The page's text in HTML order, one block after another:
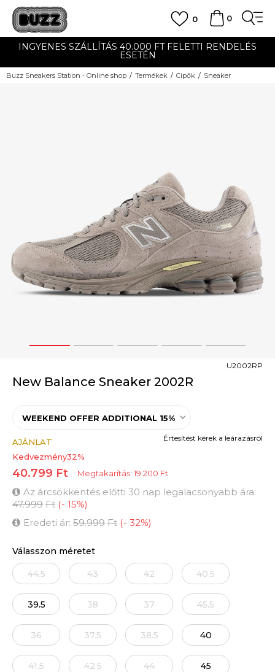
0
0
INGYENES SZÁLLÍTÁS 40.000 FT FELETTI RENDELÉS
ESETÉN
Buzz Sneakers Station - Online shop Termékek Cipők Sneaker
1 2 3 4 5
New Balance Sneaker 2002R
U2002RP
WEEKEND OFFER ADDITIONAL 15%
AJÁNLAT
Kedvezmény32%
40.799 Ft Megtakarítás: 19.200 Ft
Az árcsökkentés előtti 30 nap legalacsonyabb ára:
47.999 Ft (- 15%)
Eredeti ár: 59.999 Ft (- 32%)
Értesítést kérek a leárazásról
Válasszon méretet
44.5 43 42 40.5
39.5 38 37 45.5
36 37.5 38.5 40
41.5 42.5 44 45